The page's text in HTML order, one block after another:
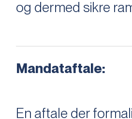
og dermed sikre
Mandataftale:
En aftale der